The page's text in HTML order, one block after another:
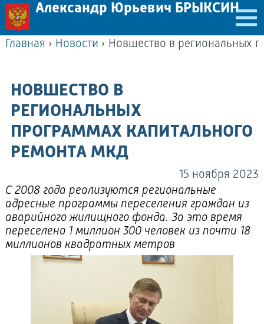
Александр Юрьевич БРЫКСИН
Главная › Новости ›
НОВШЕСТВО В
РЕГИОНАЛЬНЫХ
ПРОГРАММАХ КАПИТАЛЬНОГО
РЕМОНТА МКД
15 ноября 2023
С 2008 года реализуются региональные
адресные программы переселения граждан из
аварийного жилищного фонда. За это время
переселено 1 миллион 300 человек из почти 18
миллионов квадратных метров